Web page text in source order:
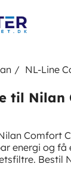
NL-Line
til Nilan
Comfort
energi og få
Bestil